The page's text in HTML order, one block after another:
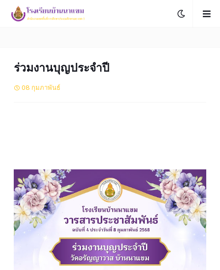
ร่วมงานบุญประจำปี
08 กุมภาพันธ์